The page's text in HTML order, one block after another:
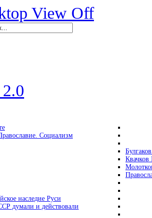
View Off
Социализм
наследие Руси
думали и действовали